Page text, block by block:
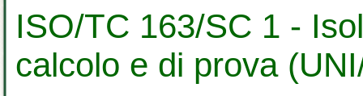
ISO/TC 163/SC 1 -
calcolo e di prova